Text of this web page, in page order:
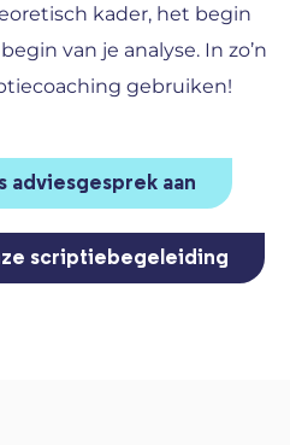
kader, het begin
van je analyse. In zo’n
gebruiken!
adviesgesprek aan
scriptiebegeleiding